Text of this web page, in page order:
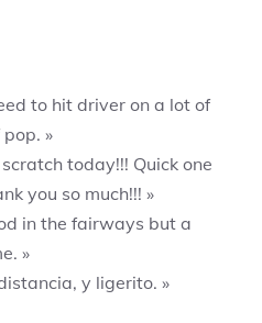
to hit driver on a lot of
»
today!!! Quick one
you so much!!! »
in the fairways but a
»
y ligerito. »